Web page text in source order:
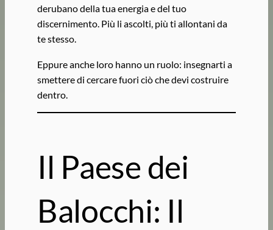
derubano della tua energia e del tuo
discernimento. Più li ascolti, più ti allontani da
te stesso.
Eppure anche loro hanno un ruolo: insegnarti a
smettere di cercare fuori ciò che devi costruire
dentro.
Il Paese dei
Balocchi: Il